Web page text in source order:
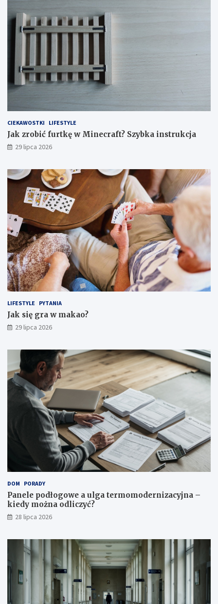
CIEKAWOSTKI LIFESTYLE
Jak zrobić furtkę w Minecraft? Szybka instrukcja
29 lipca 2026
LIFESTYLE PYTANIA
Jak się gra w makao?
29 lipca 2026
DOM PORADY
Panele podłogowe a ulga termomodernizacyjna –
kiedy można odliczyć?
28 lipca 2026